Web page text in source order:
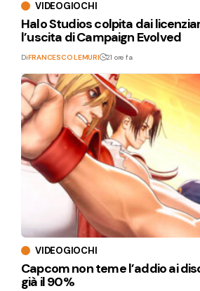
VIDEOGIOCHI
Halo Studios colpita dai
l’uscita di Campaign Evolved
DiFRANCESCO LEMURI 21 ore fa
VIDEOGIOCHI
Capcom non teme l’addio ai
già il 90%